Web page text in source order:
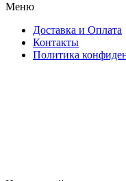
Меню
Доставка и Оплата
Контакты
Политика